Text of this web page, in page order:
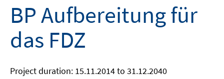
BP Aufbereitung für
das FDZ
Project duration: 15.11.2014 to 31.12.2040